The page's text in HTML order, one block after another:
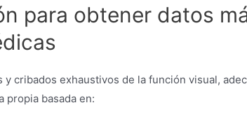
para obtener datos
cribados exhaustivos de la función visual,
propia basada en: